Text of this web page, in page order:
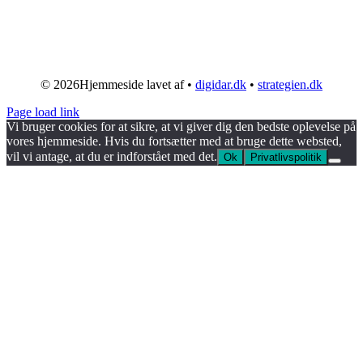
© 2026Hjemmeside lavet af • digidar.dk • strategien.dk
Page load link
Vi bruger cookies for at sikre, at vi giver dig den bedste oplevelse på
vores hjemmeside. Hvis du fortsætter med at bruge dette websted,
vil vi antage, at du er indforstået med det. Ok Privatlivspolitik